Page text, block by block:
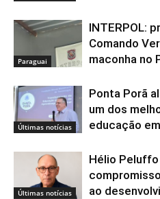
Paraguai
INTERPOL:
Comando
maconha no
Últimas notícias
Ponta Porã
um dos
educação
Últimas notícias
Hélio
ao